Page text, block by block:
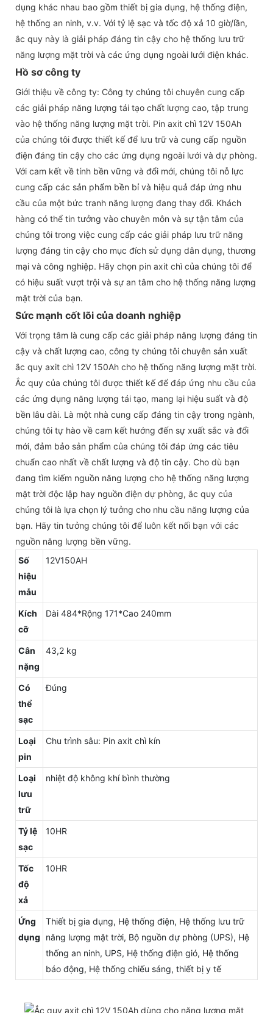
dụng khác nhau bao gồm thiết bị gia dụng, hệ thống điện,
hệ thống an ninh, v.v. Với tỷ lệ sạc và tốc độ xả 10 giờ/lần,
ắc quy này là giải pháp đáng tin cậy cho hệ thống lưu trữ
năng lượng mặt trời và các ứng dụng ngoài lưới điện khác.
Hồ sơ công ty
Giới thiệu về công ty: Công ty chúng tôi chuyên cung cấp
các giải pháp năng lượng tái tạo chất lượng cao, tập trung
vào hệ thống năng lượng mặt trời. Pin axit chì 12V 150Ah
của chúng tôi được thiết kế để lưu trữ và cung cấp nguồn
điện đáng tin cậy cho các ứng dụng ngoài lưới và dự phòng.
Với cam kết về tính bền vững và đổi mới, chúng tôi nỗ lực
cung cấp các sản phẩm bền bỉ và hiệu quả đáp ứng nhu
cầu của một bức tranh năng lượng đang thay đổi. Khách
hàng có thể tin tưởng vào chuyên môn và sự tận tâm của
chúng tôi trong việc cung cấp các giải pháp lưu trữ năng
lượng đáng tin cậy cho mục đích sử dụng dân dụng, thương
mại và công nghiệp. Hãy chọn pin axit chì của chúng tôi để
có hiệu suất vượt trội và sự an tâm cho hệ thống năng lượng
mặt trời của bạn.
Sức mạnh cốt lõi của doanh nghiệp
Với trọng tâm là cung cấp các giải pháp năng lượng đáng tin
cậy và chất lượng cao, công ty chúng tôi chuyên sản xuất
ắc quy axit chì 12V 150Ah cho hệ thống năng lượng mặt trời.
Ắc quy của chúng tôi được thiết kế để đáp ứng nhu cầu của
các ứng dụng năng lượng tái tạo, mang lại hiệu suất và độ
bền lâu dài. Là một nhà cung cấp đáng tin cậy trong ngành,
chúng tôi tự hào về cam kết hướng đến sự xuất sắc và đổi
mới, đảm bảo sản phẩm của chúng tôi đáp ứng các tiêu
chuẩn cao nhất về chất lượng và độ tin cậy. Cho dù bạn
đang tìm kiếm nguồn năng lượng cho hệ thống năng lượng
mặt trời độc lập hay nguồn điện dự phòng, ắc quy của
chúng tôi là lựa chọn lý tưởng cho nhu cầu năng lượng của
bạn. Hãy tin tưởng chúng tôi để luôn kết nối bạn với các
nguồn năng lượng bền vững.
Số
hiệu
mẫu
12V150AH
Kích
cỡ
Dài 484*Rộng 171*Cao 240mm
Cân
nặng
43,2 kg
Có
thể
sạc
Đúng
Loại
pin
Chu trình sâu: Pin axit chì kín
Loại
lưu
trữ
nhiệt độ không khí bình thường
Tỷ lệ
sạc
10HR
Tốc
độ
xả
10HR
Ứng
dụng
Thiết bị gia dụng, Hệ thống điện, Hệ thống lưu trữ
năng lượng mặt trời, Bộ nguồn dự phòng (UPS), Hệ
thống an ninh, UPS, Hệ thống điện gió, Hệ thống
báo động, Hệ thống chiếu sáng, thiết bị y tế